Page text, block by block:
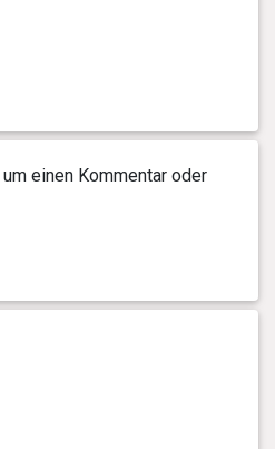
um einen Kommentar oder